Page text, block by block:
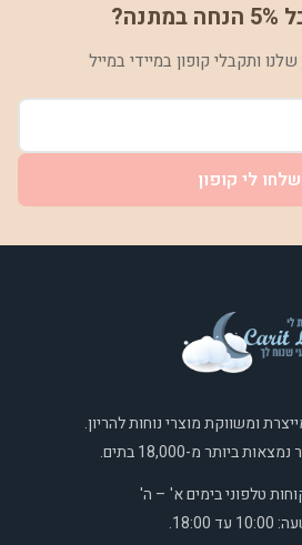
ותקבלי קופון במיידי במייל
שלחו לי קופון
ומשווקת מוצרי נוחות להריון.
ביותר מ-18,000 בתים.
טלפוני בימים א' – ה'
18:00.